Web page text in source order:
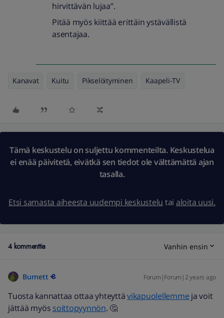
hirvittävän lujaa”.
Pitää myös kiittää erittäin ystävällistä
asentajaa.
Kanavat Kuitu Pikselöityminen Kaapeli-TV
Tämä keskustelu on suljettu kommenteilta. Keskustelua
ei enää päivitetä, eivätkä sen tiedot ole välttämättä ajan
tasalla.
Etsi samasta aiheesta uudempi keskustelu tai aloita uusi.
4 kommenttia Vanhin ensin
Burnett Forum|Forum|2 years ago
Tuosta kannattaa ottaa yhteyttävikapuolellemme ja voit
jättää myös soittopyynnön. 🤔